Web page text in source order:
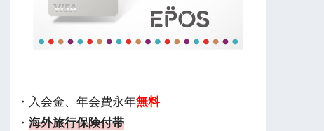
・入会金、年会費永年無料
・海外旅行保険付帯